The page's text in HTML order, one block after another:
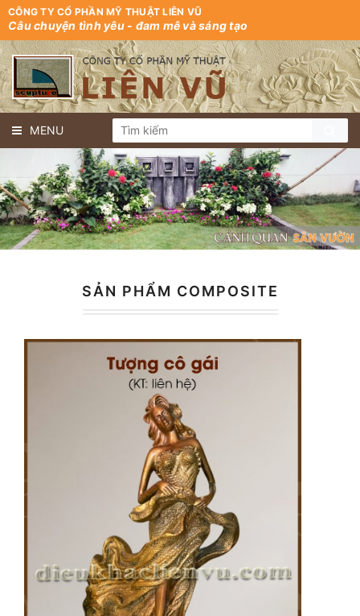
CÔNG TY CỔ PHẦN MỸ THUẬT LIÊN VŨ
Câu chuyện tình yêu - đam mê và sáng tạo
MENU
SẢN PHẨM COMPOSITE